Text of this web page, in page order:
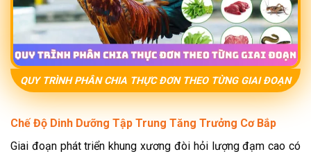
QUY TRÌNH PHÂN CHIA THỰC ĐƠN THEO TỪNG GIAI ĐOẠN
Chế Độ Dinh Dưỡng Tập Trung Tăng Trưởng Cơ Bắp
Giai đoạn phát triển khung xương đòi hỏi lượng đạm cao có